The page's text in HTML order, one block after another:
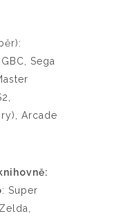
Sega
Arcade
: Super